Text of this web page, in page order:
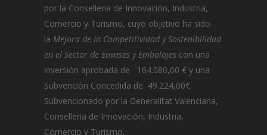
por la Conselleria de Innovación, Industria,
Comercio y Turismo, cuyo objetivo ha sido
la Mejora de la Competitividad y Sostenibilidad
en el Sector de Envases y Embalajes con una
inversión aprobada de 164.080,00 € y una
Subvención Concedida de 49.224,00€.
Subvencionado por la Generalitat Valenciana,
Conselleria de Innovación, Industria,
Comercio y Turismo.